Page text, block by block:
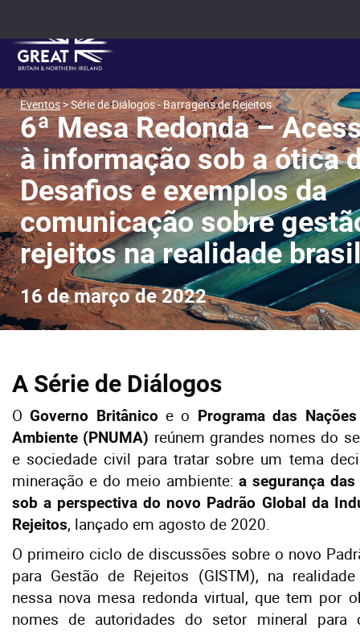
Eventos> Série de Diálogos - Barragens de Rejeitos
6ª Mesa Redonda –
à informação sob a ótica
Desafios e exemplos da
comunicação sobre
rejeitos na realidade
16 de março de 2022
A Série de Diálogos
OGoverno Britânico e o Programa das
Ambiente (PNUMA) reúnem grandes nomes do
e sociedade civil para tratar sobre um tema
mineração e do meio ambiente:a segurança
sob a perspectiva do novo Padrão Global da
Rejeitos, lançado em agosto de 2020.
O primeiro ciclo de discussões sobre o novo
para Gestão de Rejeitos (GISTM), na realidade
nessa nova mesa redonda virtual, que tem por
nomes de autoridades do setor mineral para